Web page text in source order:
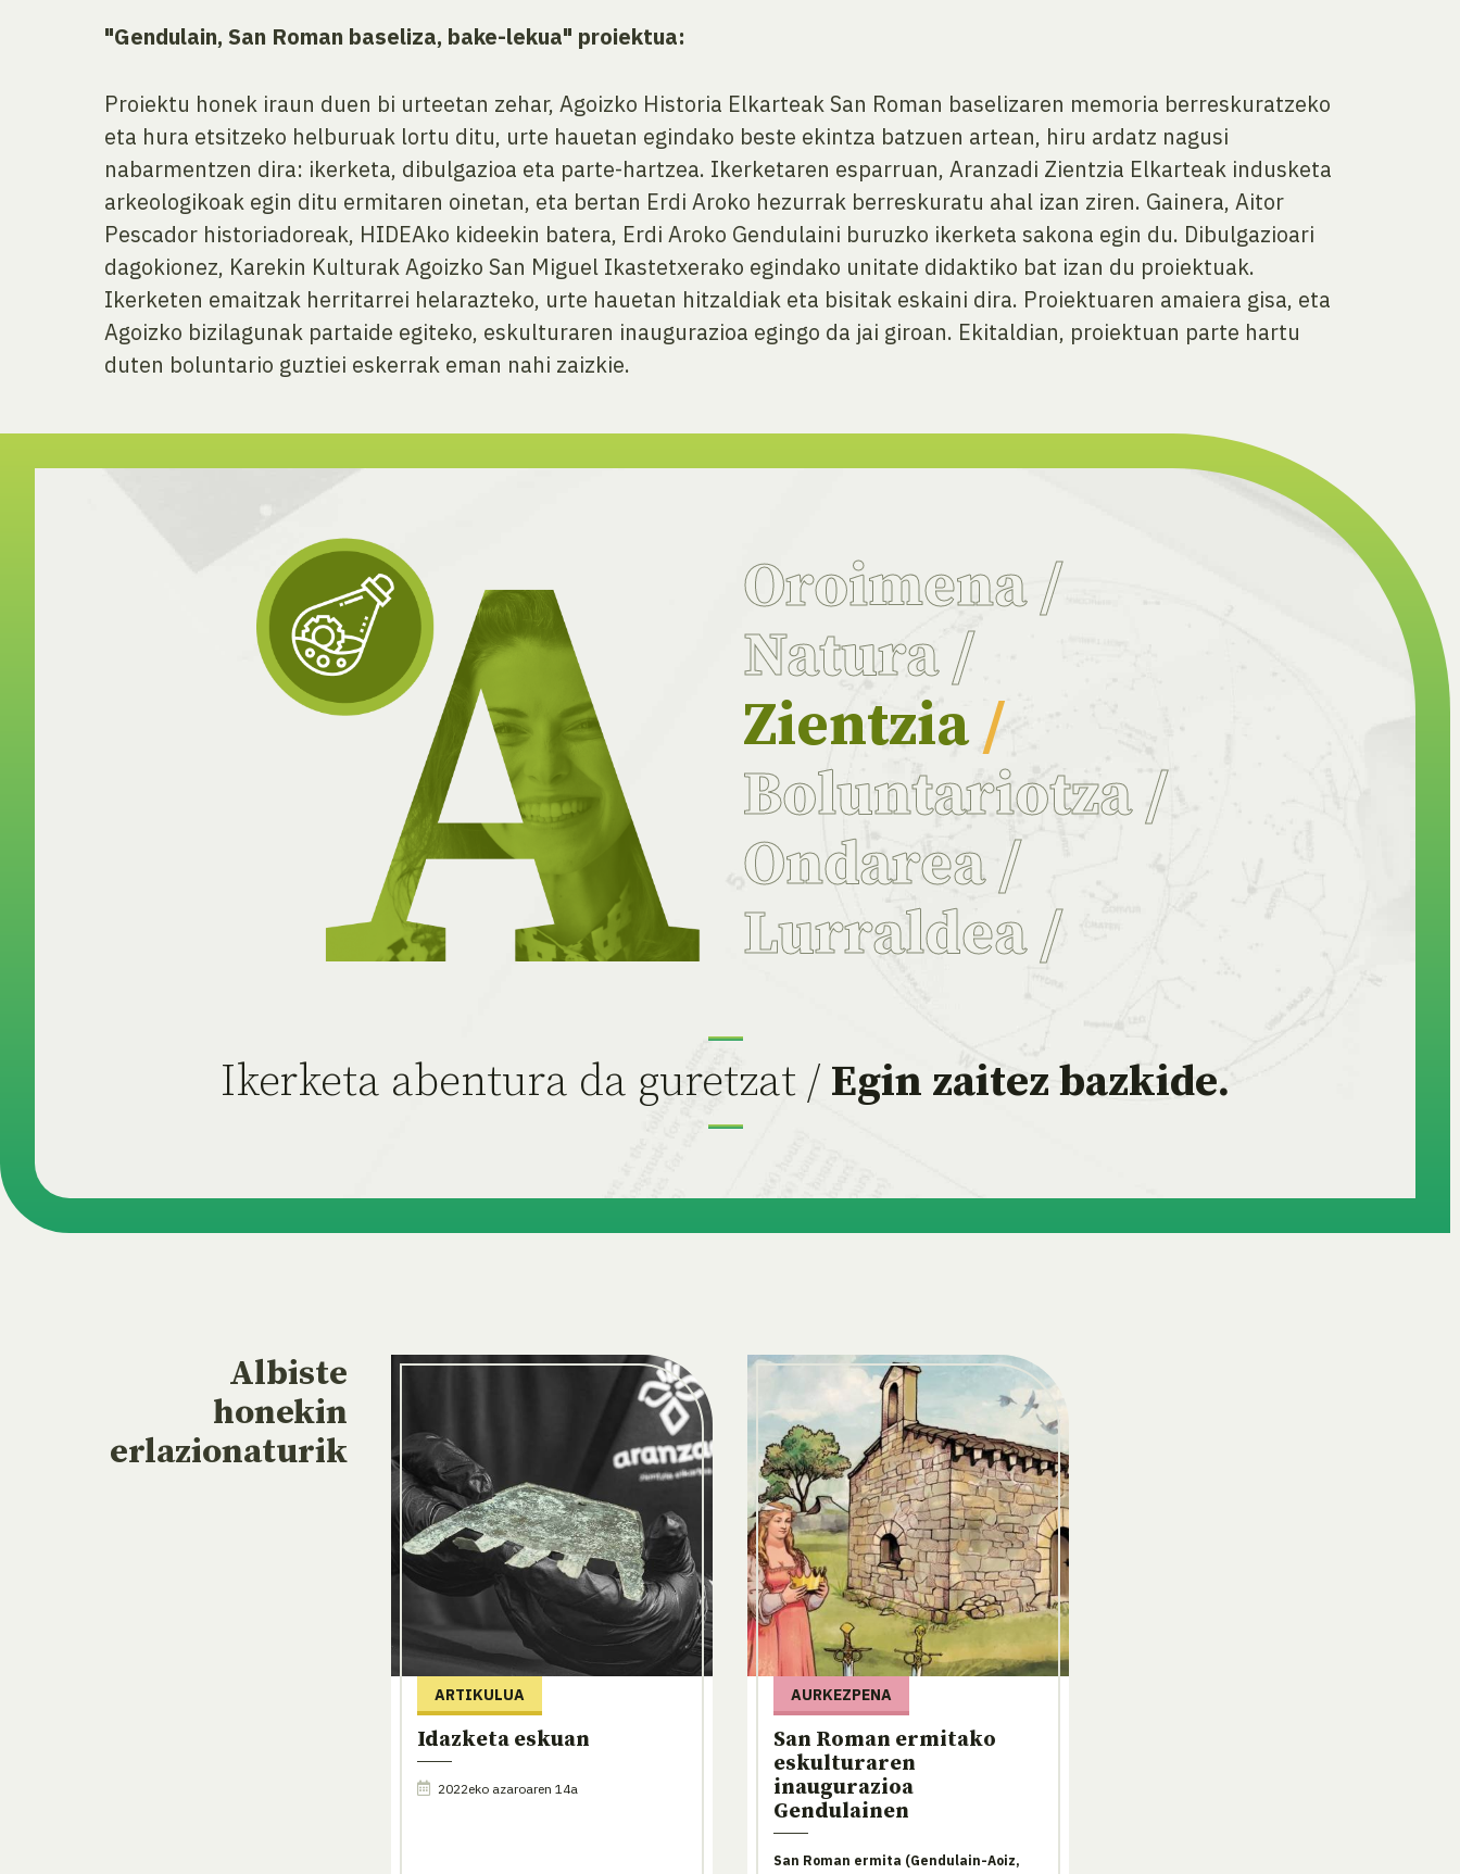
"Gendulain, San Roman baseliza, bake-lekua" proiektua:
Proiektu honek iraun duen bi urteetan zehar, Agoizko Historia Elkarteak San Roman baselizaren memoria berreskuratzeko
eta hura etsitzeko helburuak lortu ditu, urte hauetan egindako beste ekintza batzuen artean, hiru ardatz nagusi
nabarmentzen dira: ikerketa, dibulgazioa eta parte-hartzea. Ikerketaren esparruan, Aranzadi Zientzia Elkarteak indusketa
arkeologikoak egin ditu ermitaren oinetan, eta bertan Erdi Aroko hezurrak berreskuratu ahal izan ziren. Gainera, Aitor
Pescador historiadoreak, HIDEAko kideekin batera, Erdi Aroko Gendulaini buruzko ikerketa sakona egin du. Dibulgazioari
dagokionez, Karekin Kulturak Agoizko San Miguel Ikastetxerako egindako unitate didaktiko bat izan du proiektuak.
Ikerketen emaitzak herritarrei helarazteko, urte hauetan hitzaldiak eta bisitak eskaini dira. Proiektuaren amaiera gisa, eta
Agoizko bizilagunak partaide egiteko, eskulturaren inaugurazioa egingo da jai giroan. Ekitaldian, proiektuan parte hartu
duten boluntario guztiei eskerrak eman nahi zaizkie.
Oroimena/
Natura/
Zientzia/
Boluntariotza/
Ondarea/
Lurraldea/
Ikerketa abentura da guretzat / Egin zaitez bazkide.
Albiste
honekin
erlazionaturik
ARTIKULUA
Idazketa eskuan
2022eko azaroaren 14a
AURKEZPENA
San Roman ermitako
eskulturaren
inaugurazioa
Gendulainen
San Roman ermita (Gendulain-Aoiz,